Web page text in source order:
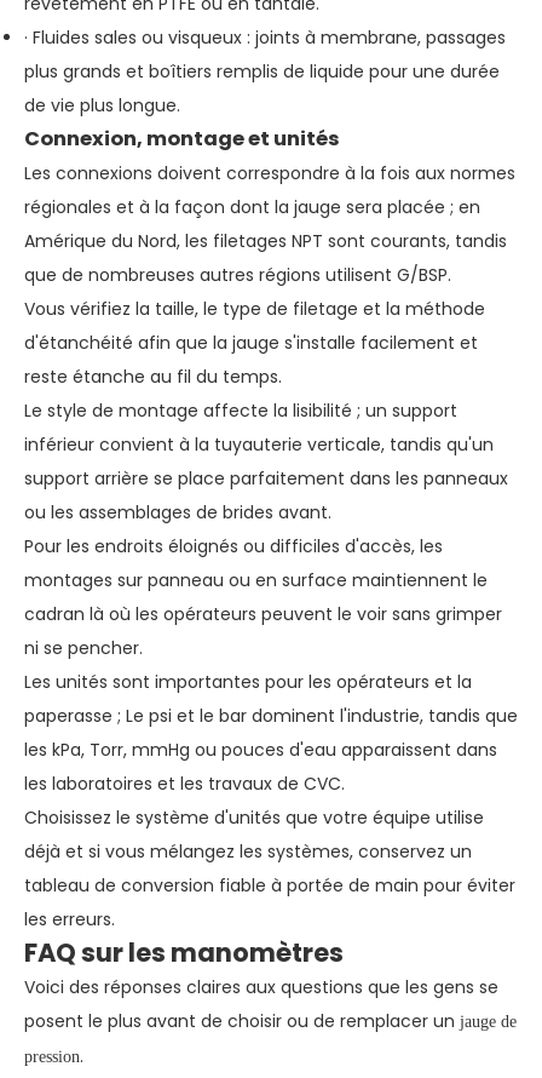
· Fluides sales ou visqueux : joints à membrane, passages
plus grands et boîtiers remplis de liquide pour une durée
de vie plus longue.
Connexion, montage et unités
Les connexions doivent correspondre à la fois aux normes
régionales et à la façon dont la jauge sera placée ; en
Amérique du Nord, les filetages NPT sont courants, tandis
que de nombreuses autres régions utilisent G/BSP.
Vous vérifiez la taille, le type de filetage et la méthode
d'étanchéité afin que la jauge s'installe facilement et
reste étanche au fil du temps.
Le style de montage affecte la lisibilité ; un support
inférieur convient à la tuyauterie verticale, tandis qu'un
support arrière se place parfaitement dans les panneaux
ou les assemblages de brides avant.
Pour les endroits éloignés ou difficiles d'accès, les
montages sur panneau ou en surface maintiennent le
cadran là où les opérateurs peuvent le voir sans grimper
ni se pencher.
Les unités sont importantes pour les opérateurs et la
paperasse ; Le psi et le bar dominent l'industrie, tandis que
les kPa, Torr, mmHg ou pouces d'eau apparaissent dans
les laboratoires et les travaux de CVC.
Choisissez le système d'unités que votre équipe utilise
déjà et si vous mélangez les systèmes, conservez un
tableau de conversion fiable à portée de main pour éviter
les erreurs.
FAQ sur les manomètres
Voici des réponses claires aux questions que les gens se
posent le plus avant de choisir ou de remplacer un jauge de
pression.